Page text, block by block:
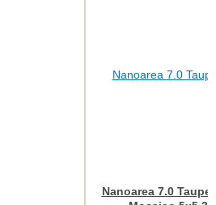
Nanoarea 7.0 Taupe